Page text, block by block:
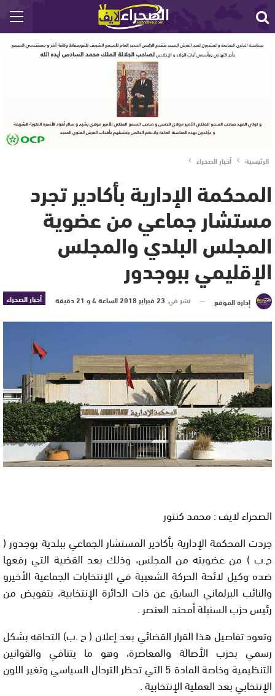
الرئيسية أخبار الصحراء
المحكمة الإدارية بأكادير تجرد
مستشار جماعي من عضوية
المجلس البلدي والمجلس
الإقليمي ببوجدور
أخبار الصحراء إدارة الموقع نشر في 23 فبراير 2018 الساعة 4 و 21 دقيقة
الصحراء لايف : محمد كنتور
جردت المحكمة الإدارية بأكادير المستشار الجماعي ببلدية بوجدور (
ح.ب ) من عضويته من المجلس، وذلك بعد القضية التي رفعها
ضده وكيل لائحة الحركة الشعبية في الإنتخابات الجماعية الأخيرو
والنائب البرلماني السابق عن ذات الدائرة الإنتخابية، بتفويض من
رئيس حزب السنبلة أمحند العنصر .
وتعود تفاصيل هذا القرار القضائي بعد إعلان ( ح .ب) التحاقه بشكل
رسمي بحزب الأصالة والمعاصرة، وهو ما يتنافي والقوانين
التنظيمية وخاصة المادة 5 التي تحظر الترحال السياسي وتغير اللون
الإنتخابي بعد العملية الإنتخابية .